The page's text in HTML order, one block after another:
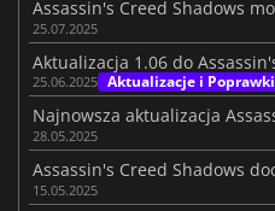
25.07.2025
25.06.2025 Aktualizacje i Poprawki
28.05.2025
15.05.2025